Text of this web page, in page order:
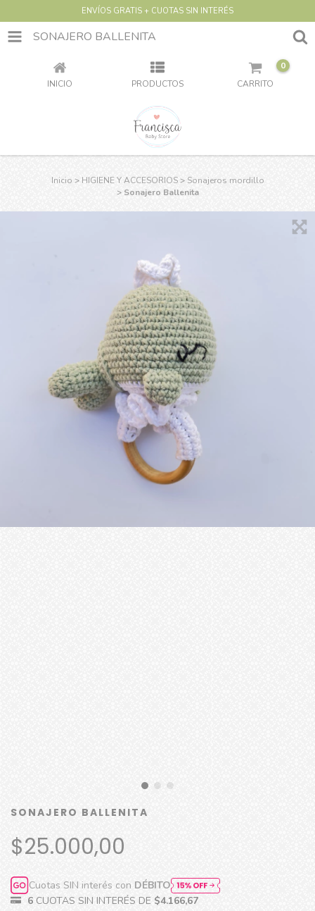
ENVÍOS GRATIS + CUOTAS SIN INTERÉS
SONAJERO BALLENITA
INICIO PRODUCTOS CARRITO
0
Inicio > HIGIENE Y ACCESORIOS > Sonajeros mordillo
> Sonajero Ballenita
SONAJERO BALLENITA
$25.000,00
Cuotas SIN interés con DÉBITO
6 CUOTAS SIN INTERÉS DE $4.166,67